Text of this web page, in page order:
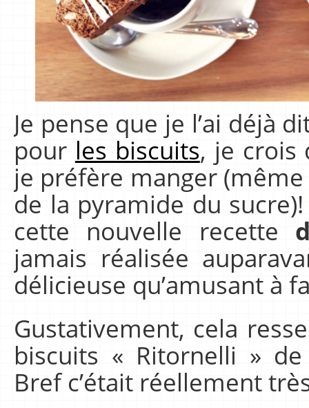
Je pense que je l’ai déjà
pour les biscuits, je crois
je préfère manger
de la pyramide du
cette nouvelle recette
jamais réalisée
délicieuse qu’amusant à
Gustativement, cela
biscuits « Ritornelli »
Bref c’était réellement